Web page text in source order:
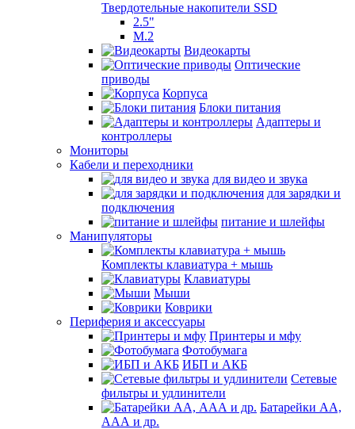
Твердотельные накопители SSD
2.5"
M.2
Видеокарты
Оптические
приводы
Корпуса
Блоки питания
Адаптеры и
контроллеры
Мониторы
Кабели и переходники
для видео и звука
для зарядки и
подключения
питание и шлейфы
Манипуляторы
Комплекты клавиатура + мышь
Клавиатуры
Мыши
Коврики
Периферия и аксессуары
Принтеры и мфу
Фотобумага
ИБП и АКБ
Сетевые
фильтры и удлинители
Батарейки АА,
ААА и др.